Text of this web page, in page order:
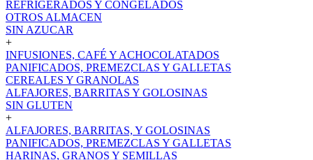
REFRIGERADOS Y CONGELADOS
OTROS ALMACEN
SIN AZUCAR
+
INFUSIONES, CAFÉ Y ACHOCOLATADOS
PANIFICADOS, PREMEZCLAS Y GALLETAS
CEREALES Y GRANOLAS
ALFAJORES, BARRITAS Y GOLOSINAS
SIN GLUTEN
+
ALFAJORES, BARRITAS, Y GOLOSINAS
PANIFICADOS, PREMEZCLAS Y GALLETAS
HARINAS, GRANOS Y SEMILLAS